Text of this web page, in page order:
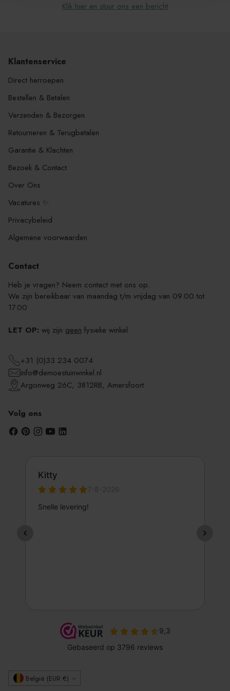
Klik hier en stuur ons een bericht
Klantenservice
Direct herroepen
Bestellen & Betalen
Verzenden & Bezorgen
Retourneren & Terugbetalen
Garantie & Klachten
Bezoek & Contact
Over Ons
Vacatures ✨
Privacybeleid
Algemene voorwaarden
Contact
Heb je vragen? Neem contact met ons op.
We zijn bereikbaar van maandag t/m vrijdag van 09.00 tot
17.00
LET OP: wij zijn geen fysieke winkel
+31 (0)33 234 0074
info@demoestuinwinkel.nl
Argonweg 26C, 3812RB, Amersfoort
Volg ons
Valuta België (EUR €)